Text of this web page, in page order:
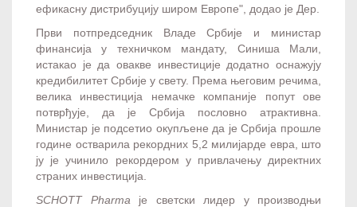
ефикасну дистрибуцију широм Европе", додао је Дер.
Први потпредседник Владе Србије и министар
финансија у техничком мандату, Синиша Мали,
истакао је да овакве инвестиције додатно оснажују
кредибилитет Србије у свету. Према његовим речима,
велика инвестиција немачке компаније попут ове
потврђује, да је Србија пословно атрактивна.
Министар је подсетио окупљене да је Србија прошле
године остварила рекордних 5,2 милијарде евра, што
ју је учинило рекордером у привлачењу директних
страних инвестиција.
SCHOTT Pharma је светски лидер у производњи